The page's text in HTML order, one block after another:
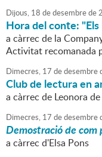
Dijous, 18 dedesembrede
Hora del conte:
a càrrec de la
Activitat recomanada
Dimecres, 17 dedesembre
Club de lectura en
a càrrec de Leonora
Dimecres, 17 dedesembre
Demostració de
a càrrec d'Elsa Pons